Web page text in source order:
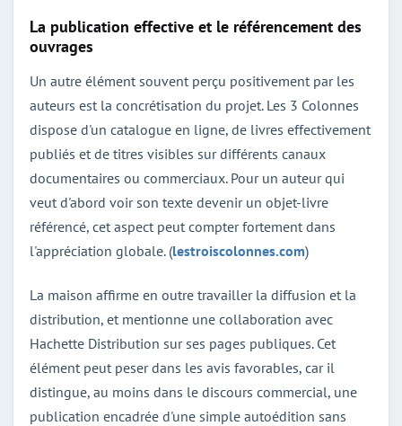
La publication effective et le référencement des
ouvrages
Un autre élément souvent perçu positivement par les
auteurs est la concrétisation du projet. Les 3 Colonnes
dispose d'un catalogue en ligne, de livres effectivement
publiés et de titres visibles sur différents canaux
documentaires ou commerciaux. Pour un auteur qui
veut d'abord voir son texte devenir un objet-livre
référencé, cet aspect peut compter fortement dans
l'appréciation globale. (lestroiscolonnes.com)
La maison affirme en outre travailler la diffusion et la
distribution, et mentionne une collaboration avec
Hachette Distribution sur ses pages publiques. Cet
élément peut peser dans les avis favorables, car il
distingue, au moins dans le discours commercial, une
publication encadrée d'une simple autoédition sans